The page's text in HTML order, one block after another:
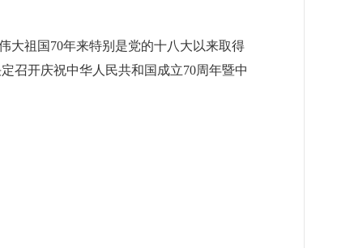
大祖国70年来特别是党的十八大以来取得
召开庆祝中华人民共和国成立70周年暨中